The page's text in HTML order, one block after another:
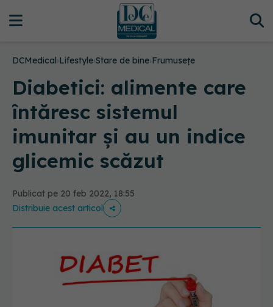
DCMedical›Lifestyle›Stare de bine›Frumusețe
Diabetici: alimente care
întăresc sistemul
imunitar și au un indice
glicemic scăzut
Publicat pe 20 feb 2022, 18:55
Distribuie acest articol